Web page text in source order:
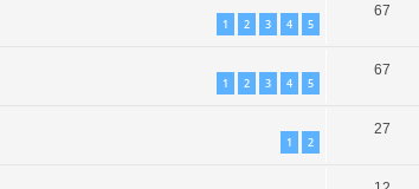
1 2 3 4 5
67
1 2 3 4 5
67
1 2
27